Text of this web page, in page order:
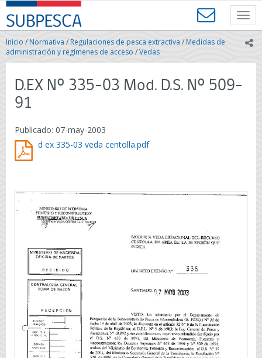
Contenido
principal
SUBPESCA
-
Subsecretaría
de
Pesca
Acuicultura
-
Gobierno
Chile
Inicio /Normativa / Regulaciones de pesca extractiva / Medidas de
administración y regímenes de acceso /Vedas
D.EX Nº 335-03 Mod. D.S. Nº 509-
91
Publicado: 07-may-2003
d ex 335-03 veda centolla.pdf